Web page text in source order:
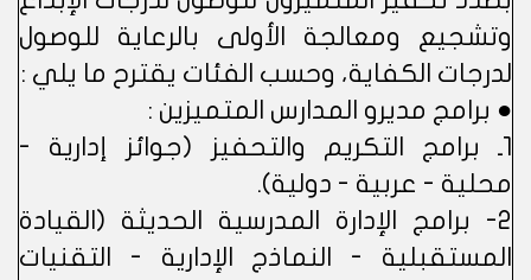
وتشجيع ومعالجة الأولى بالرعاية للوصول
لدرجات الكفاية، وحسب الفئات يقترح ما يلي :
● برامج مديرو المدارس المتميزين :
1ـ برامج التكريم والتحفيز (جوائز إدارية -
محلية - عربية - دولية).
2- برامج الإدارة المدرسية الحديثة (القيادة
المستقبلية - النماذج الإدارية - التقنيات